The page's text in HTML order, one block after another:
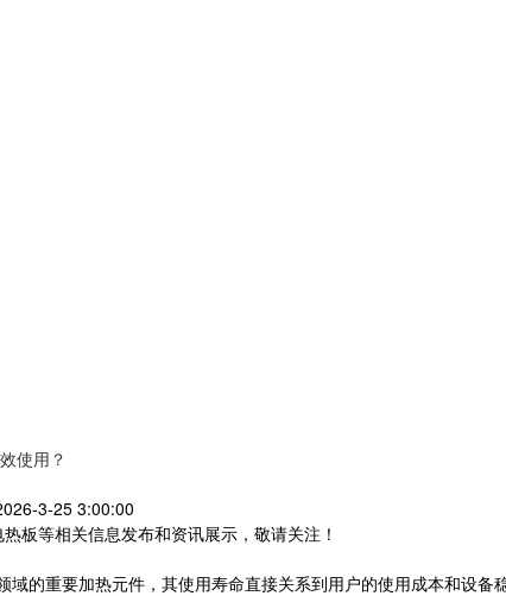
使用？
3-25 3:00:00
板等相关信息发布和资讯展示，敬请关注！
的重要加热元件，其使用寿命直接关系到用户的使用成本和设